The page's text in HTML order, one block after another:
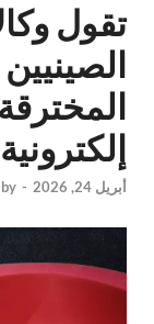
تقول
أبريل 24, 2026 -
by